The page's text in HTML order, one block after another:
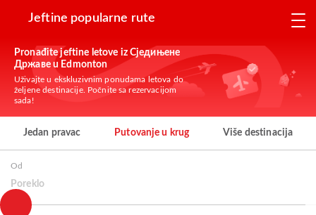
Jeftine popularne rute
Pronađite jeftine letove iz Сједињене
Државе u Edmonton
Uživajte u ekskluzivnim ponudama letova do
željene destinacije. Počnite sa rezervacijom
sada!
Jedan pravac Putovanje u krug Više destinacija
Od
Poreklo